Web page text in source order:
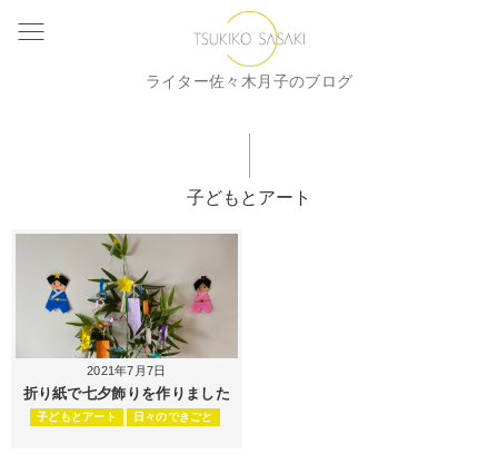
ライター佐々木月子のブログ
子どもとアート
2021年7月7日
折り紙で七夕飾りを作りました
子どもとアート 日々のできごと